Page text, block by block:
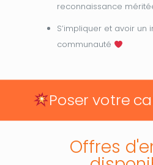
reconnaissance
S’impliquer et avoir un
communauté
Poser votre
Offres